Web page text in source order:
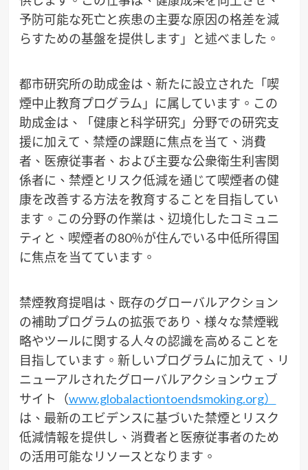
予防可能な死亡と疾患の主要な原因の格差を減
らすための基盤を提供します」と述べました。
都市研究所の助成金は、新たに設立された「喫
煙中止教育プログラム」に属しています。この
助成金は、「健康と科学研究」分野での研究支
援に加えて、禁煙の課題に焦点を当て、消費
者、医療従事者、および主要な公衆衛生利害関
係者に、禁煙とリスク低減を通じて喫煙者の健
康を改善する方法を教育することを目指してい
ます。この分野の作業は、辺境化したコミュニ
ティと、喫煙者の80％が住んでいる中低所得国
に焦点を当てています。
禁煙教育提唱は、既存のグローバルアクション
の補助プログラムの拡張であり、様々な禁煙戦
略やツールに関する人々の認識を高めることを
目指しています。新しいプログラムに加えて、リ
ニューアルされたグローバルアクションウェブ
サイト（www.globalactiontoendsmoking.org）
は、最新のエビデンスに基づいた禁煙とリスク
低減情報を提供し、消費者と医療従事者のため
の活用可能なリソースとなります。